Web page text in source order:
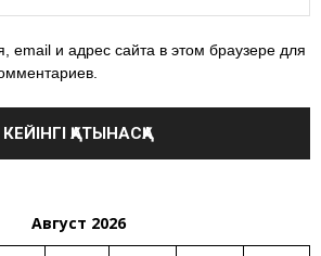
email и адрес сайта в этом браузере для
Август 2026